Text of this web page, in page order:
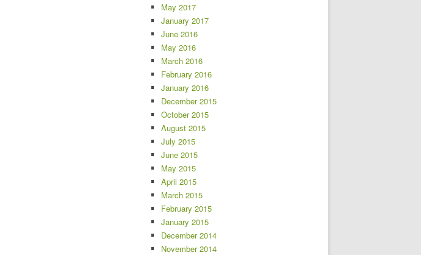
May 2017
January 2017
June 2016
May 2016
March 2016
February 2016
January 2016
December 2015
October 2015
August 2015
July 2015
June 2015
May 2015
April 2015
March 2015
February 2015
January 2015
December 2014
November 2014